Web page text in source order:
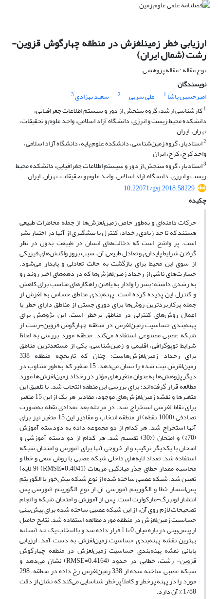
ارزیابی خطر زمین‎لغزش در منطقه چهارگوش قزوین-
رشت (شمال ایران)
نوع مقاله : مقاله پژوهشی
نویسندگان
امیرحسین پاشا 1 علی سربی 2 سعید بهزادی3
1کارشناسی ارشد، گروه سنجش ‌از دور و سیستم اطلاعات جغرافیایی،
دانشکده محیط‌ زیست و انرژی، دانشگاه آزاد اسلامی، واحد علوم و تحقیقات،
تهران، ایران
2استادیار، گروه زمین‌شناسی، دانشکده علوم پایه، دانشگاه آزاد اسلامی،
واحد کرج، کرج، ایران
3استادیار، گروه سنجش ‌از دور و سیستم اطلاعات جغرافیایی، دانشکده محیط
‌زیست و انرژی، دانشگاه آزاد اسلامی، واحد علوم و تحقیقات، تهران، ایران
10.22071/gsj.2018.58229
چکیده
حرکات دامنه‌ای و به‌طور خاص زمین‌لغزش‌ها از جمله مخاطرات طبیعی
هستند که تا حد زیادی رخداد، کنترل یا پیشگیری از آنها در اختیار بشر
است. پر واضح است که دخالت‌های انسان در طبیعت بدون در نظر
گرفتن شرایط پایداری و تعادل طبیعی آن، سبب بروز واکنش‌های فیزیکی
از سوی این محیط برای بازگشت به حالت تعادلی و پایدار می‌شود.
خسارت‌های ناشی از رخداد زمین‌لغزش‌ها که در دهه‌های اخیر روند رو
به رشدی داشته؛ بشر را وادار به یافتن راهکارهای مناسب برای کاهش
و کنترل این پدیده کرده است. پهنه‌بندی مناطق حساس به لغزش از
جمله پرکاربردترین روش‌ها برای دوری جستن از مناطق دارای خطر یا
اعمال روش‌های کنترلی در مناطق پرخطر است. این پژوهش برای
پهنه‌بندی حساسیت زمین‌لغزش در منطقه چهارگوش قزوین-رشت از
شبکه عصبی مصنوعی استفاده می‌کند. منطقه مورد بررسی به لحاظ
شرایط توپوگرافی، اقلیمی و زمین‌شناسی، یکی از مستعدترین مناطق
برای رخداد زمین‌لغزش‌هاست؛ چنان که تاریخچه منطقه 338
زمین‌لغزش ثبت ‌شده را نشان می‌دهد. 15 متغیر که به‌طور متناوب در
دیگر پژوهش‌ها به‌عنوان متغیرهای مؤثر در رخداد زمین‌لغزش‌ها مورد
مطالعه قرار گرفته‌اند؛ برای بررسی این منطقه انتخاب شد. با تلفیق این
متغیرها و نقشه زمین‌لغزش‌های موجود، مقادیر هر یک از این 15 متغیر
برای نقاط لغزشی استخراج شد. در مرحله بعد تعدادی نقطه به‌صورت
تصادفی (1000 نقطه) از منطقه انتخاب و مقادیر این 15 متغیر نیز برای
آنها استخراج شد. هر کدام از دو مجموعه داده به دودسته آموزش
(70%) و امتحان (%30) تقسیم شد. هر کدام از دو دسته آموزشی و
امتحان با یکدیگر ترکیب و از خروجی آنها برای آموزش و امتحان شبکه
استفاده شد. تعداد لایه‌های داخلی شبکه عصبی با روش سعی و خطا و
محاسبه مقدار خطای جذر میانگین مربعات (RMSE=0.4041) (9 لایه)
تعیین شد. شبکه عصبی ساخته ‌شده از نوع شبکه پیش‌خور با الگوریتم
پس‌انتشار خطا و الگوریتم آموزشی آن از نوع الگوریتم آموزشی پس
انتشار لونبرگ-مارکوارت است. پس از آموزش و امتحان شبکه و انجام
تصحیحات لازم روی آن، از این شبکه عصبی ساخته ‌شده برای پیش‌بینی
حساسیت زمین‌لغزش در منطقه مورد مطالعه استفاده شد. نتایج حاصل
از پیش‌بینی در بازه میان 0 تا 1 قرار داده شد و با انتخاب یک حد آستانه
بهترین نقشه پهنه‌بندی حساسیت زمین‌لغزش به دست آمد. ارزیابی
پایانی نقشه پهنه‌بندی حساسیت زمین‌لغزش در منطقه چهارگوش
قزوین- رشت، خطایی در حدود (RMSE=0.4164) نشان می‌دهد و
شبکه عصبی ساخته ‌شده از 338 زمین‌لغزش رخ ‌داده در منطقه، 298
مورد را در پهنه پرخطر و کاملاً پرخطر شناسایی می‌کند که نشان از دقت
1/88 % آن دارد.